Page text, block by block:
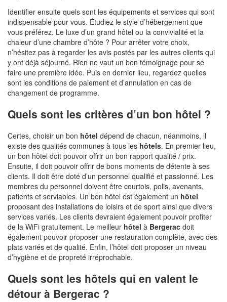
Identifier ensuite quels sont les équipements et services qui sont
indispensable pour vous. Étudiez le style d’hébergement que
vous préférez. Le luxe d’un grand hôtel ou la convivialité et la
chaleur d’une chambre d’hôte ? Pour arrêter votre choix,
n’hésitez pas à regarder les avis postés par les autres clients qui
y ont déjà séjourné. Rien ne vaut un bon témoignage pour se
faire une première idée. Puis en dernier lieu, regardez quelles
sont les conditions de paiement et d’annulation en cas de
changement de programme.
Quels sont les critères d’un bon hôtel ?
Certes, choisir un bon hôtel dépend de chacun, néanmoins, il
existe des qualités communes à tous les hôtels. En premier lieu,
un bon hôtel doit pouvoir offrir un bon rapport qualité / prix.
Ensuite, il doit pouvoir offrir de bons moments de détente à ses
clients. Il doit être doté d’un personnel qualifié et passionné. Les
membres du personnel doivent être courtois, polis, avenants,
patients et serviables. Un bon hôtel est également un hôtel
proposant des installations de loisirs et de sport ainsi que divers
services variés. Les clients devraient également pouvoir profiter
de la WiFi gratuitement. Le meilleur hôtel à Bergerac doit
également pouvoir proposer une restauration complète, avec des
plats variés et de qualité. Enfin, l’hôtel doit proposer un niveau
d’hygiène et de propreté irréprochable.
Quels sont les hôtels qui en valent le
détour à Bergerac ?